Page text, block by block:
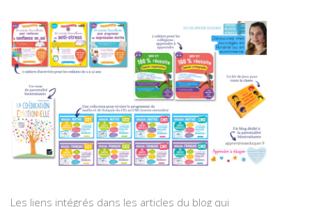
Les liens intégrés dans les articles du blog qui